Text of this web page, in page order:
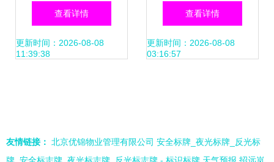
态势研究与投资战
略调研报告
查看详情
更新时间：2026-08-08
11:39:38
价值 供应商生命周
期与价值管理的深
查看详情
更新时间：2026-08-08
03:16:57
友情链接： 北京优锦物业管理有限公司 安全标牌_夜光标牌_反光标